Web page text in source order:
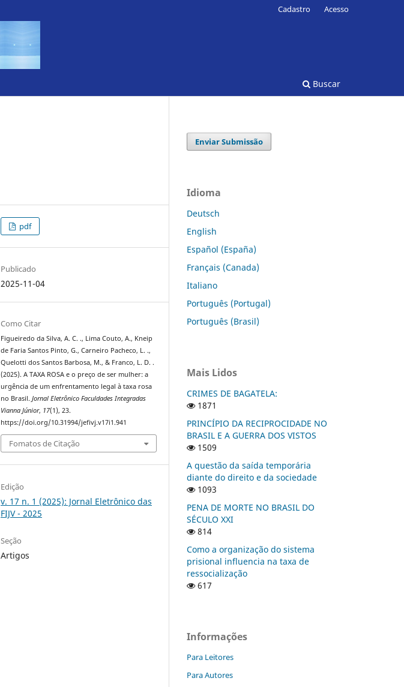
Buscar
Cadastro Acesso
pdf
Publicado
2025-11-04
Como Citar
Figueiredo da Silva, A. C. ., Lima Couto, A., Kneip
de Faria Santos Pinto, G., Carneiro Pacheco, L. .,
Quelotti dos Santos Barbosa, M., & Franco, L. D. .
(2025). A TAXA ROSA e o preço de ser mulher: a
urgência de um enfrentamento legal à taxa rosa
no Brasil.Jornal Eletrônico Faculdades Integradas
Vianna Júnior, 17(1), 23.
https://doi.org/10.31994/jefivj.v17i1.941
Fomatos de Citação
Edição
v. 17 n. 1 (2025): Jornal Eletrônico das
FIJV - 2025
Seção
Artigos
Enviar Submissão
Idioma
Deutsch
English
Español (España)
Français (Canada)
Italiano
Português (Portugal)
Português (Brasil)
Mais Lidos
CRIMES DE BAGATELA:
1871
PRINCÍPIO DA RECIPROCIDADE NO
BRASIL E A GUERRA DOS VISTOS
1509
A questão da saída temporária
diante do direito e da sociedade
1093
PENA DE MORTE NO BRASIL DO
SÉCULO XXI
814
Como a organização do sistema
prisional influencia na taxa de
ressocialização
617
Informações
Para Leitores
Para Autores